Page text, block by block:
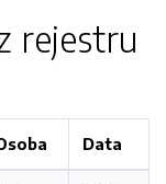
rejestru
Data